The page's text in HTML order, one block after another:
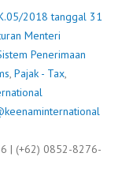
2018 tanggal 31
Menteri
Penerimaan
, Pajak - Tax,
| (+62) 0852-8276-